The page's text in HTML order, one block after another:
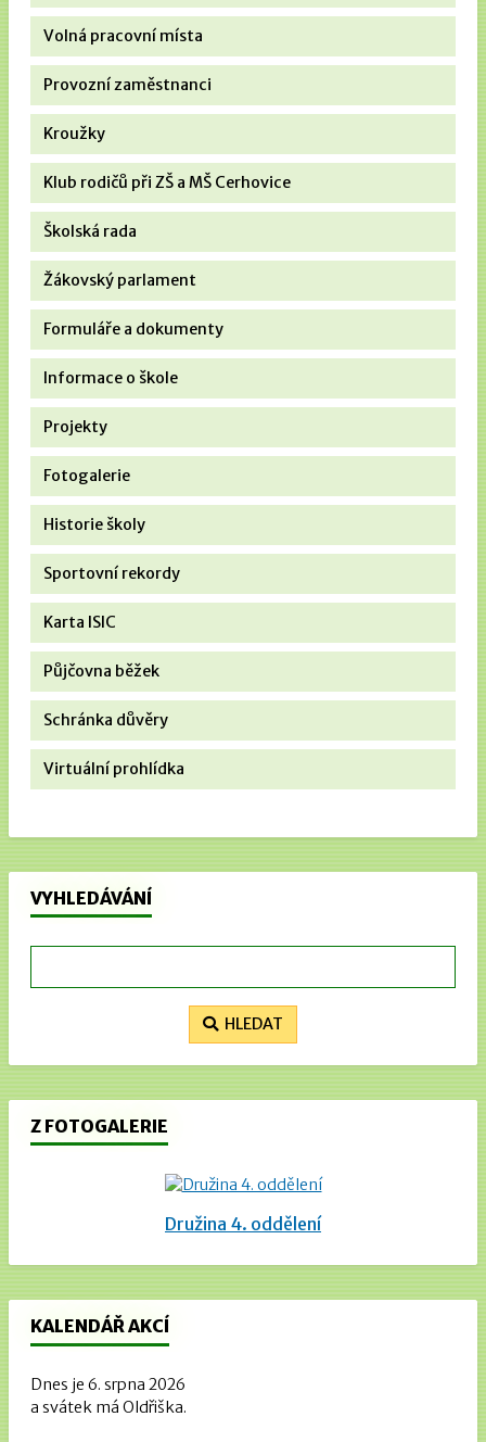
Volná pracovní místa
Provozní zaměstnanci
Kroužky
Klub rodičů při ZŠ a MŠ Cerhovice
Školská rada
Žákovský parlament
Formuláře a dokumenty
Informace o škole
Projekty
Fotogalerie
Historie školy
Sportovní rekordy
Karta ISIC
Půjčovna běžek
Schránka důvěry
Virtuální prohlídka
VYHLEDÁVÁNÍ
HLEDAT
Z FOTOGALERIE
Družina 4. oddělení
KALENDÁŘ AKCÍ
Dnes je 6. srpna 2026
a svátek má Oldřiška.